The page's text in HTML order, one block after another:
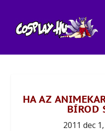
HA AZ
BÍROD
2011 dec 1,